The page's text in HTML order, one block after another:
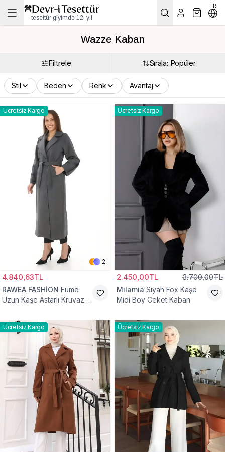
tesettür giyimde 12. yıl
TR
Wazze Kaban
Filtrele Sırala: Popüler
Stil Beden Renk Avantaj
Ücretsiz Kargo
2
4.840,63TL
RAWEA FASHİON Füme
Uzun Kaşe Astarlı Kruvaze
Ücretsiz Kargo
2.450,00TL 3.700,00TL
Milamia Siyah Fox Kaşe
Midi Boy Ceket Kaban
Ücretsiz Kargo Ücretsiz Kargo